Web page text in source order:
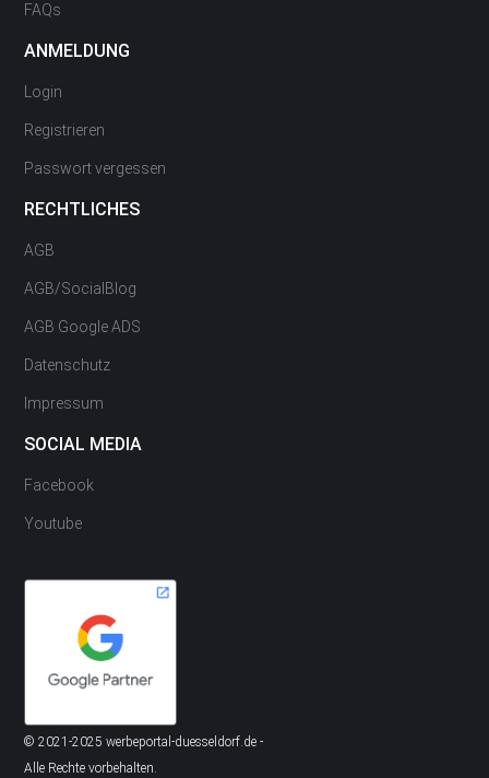
FAQs
ANMELDUNG
Login
Registrieren
Passwort vergessen
RECHTLICHES
AGB
AGB/SocialBlog
AGB Google ADS
Datenschutz
Impressum
SOCIAL MEDIA
Facebook
Youtube
© 2021-2025 werbeportal-duesseldorf.de -
Alle Rechte vorbehalten.